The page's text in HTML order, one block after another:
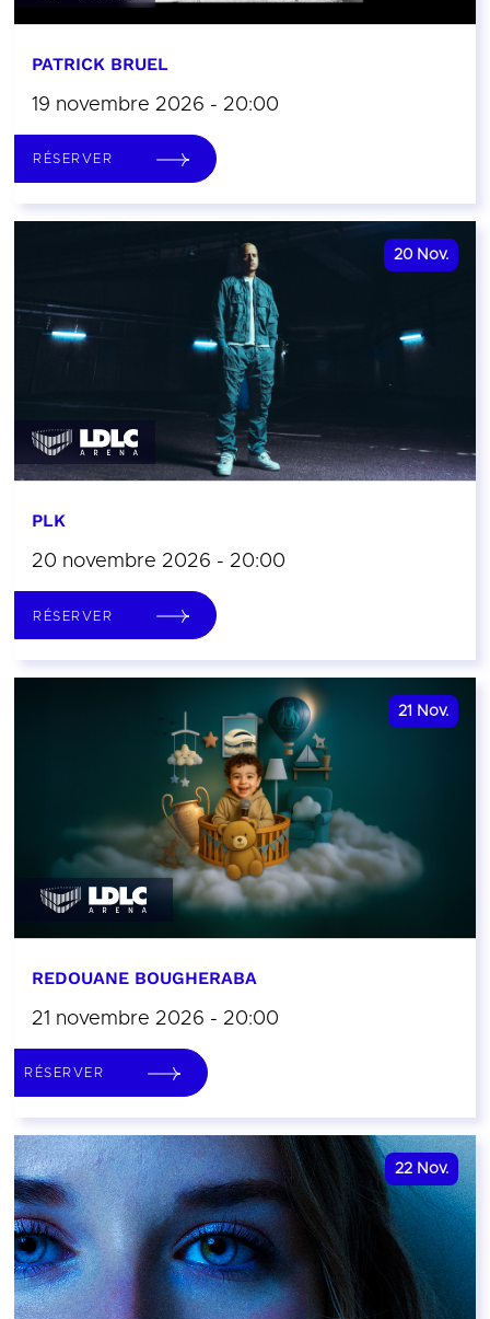
PATRICK BRUEL
19 novembre 2026 - 20:00
RÉSERVER
20 Nov.
PLK
20 novembre 2026 - 20:00
RÉSERVER
21 Nov.
REDOUANE BOUGHERABA
21 novembre 2026 - 20:00
RÉSERVER
22 Nov.